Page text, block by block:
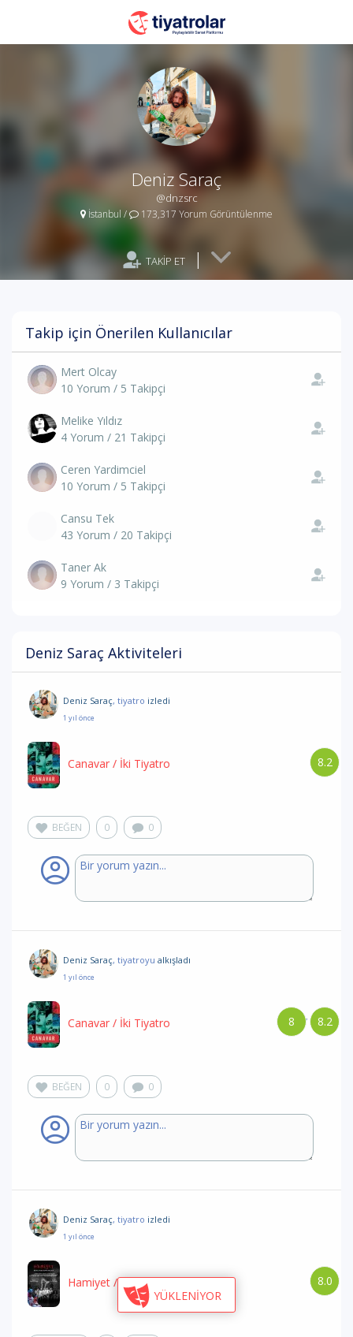
YÜKLENİYOR
Deniz Saraç
@dnzsrc
İstanbul/ 173,317 Yorum Görüntülenme
TAKİP ET |
Takip için Önerilen Kullanıcılar
Mert Olcay
10 Yorum / 5 Takipçi
Melike Yıldız
4 Yorum / 21 Takipçi
Ceren Yardimciel
10 Yorum / 5 Takipçi
Cansu Tek
43 Yorum / 20 Takipçi
Taner Ak
9 Yorum / 3 Takipçi
Deniz Saraç Aktiviteleri
Deniz Saraç, tiyatro izledi
1 yıl önce
8.2
Canavar / İki Tiyatro
BEĞEN 0 0
Deniz Saraç, tiyatroyu alkışladı
1 yıl önce
8.2
/
8
Canavar / İki Tiyatro
BEĞEN 0 0
Deniz Saraç, tiyatro izledi
1 yıl önce
8.0
Hamiyet / MOM Yapım